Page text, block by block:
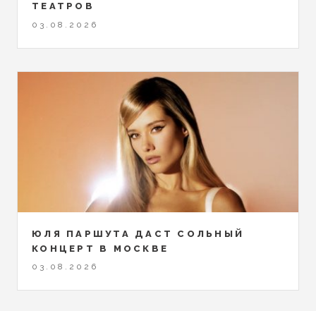
ТЕАТРОВ
03.08.2026
ЮЛЯ ПАРШУТА ДАСТ СОЛЬНЫЙ
КОНЦЕРТ В МОСКВЕ
03.08.2026